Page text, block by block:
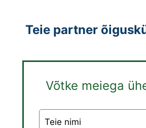
Teie partner
Võtke meiega